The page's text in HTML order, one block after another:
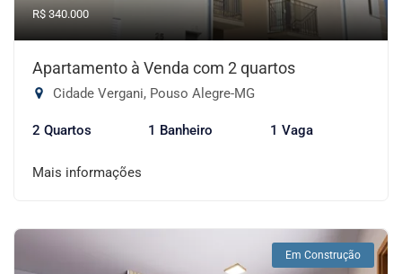
R$ 340.000
Apartamento à Venda com 2 quartos
Cidade Vergani, Pouso Alegre-MG
2 Quartos 1 Banheiro 1 Vaga
Mais informações
Em Construção